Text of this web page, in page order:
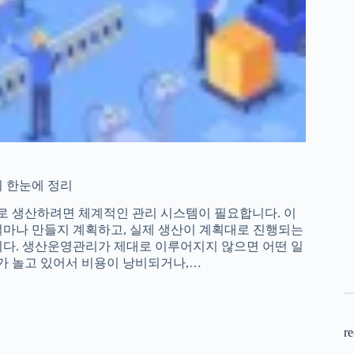
눈에 정리
생산하려면 체계적인 관리 시스템이 필요합니다. 이
나 만들지 계획하고, 실제 생산이 계획대로 진행되는
. 생산운영관리가 제대로 이루어지지 않으면 어떤 일
놀고 있어서 비용이 낭비되거나,…